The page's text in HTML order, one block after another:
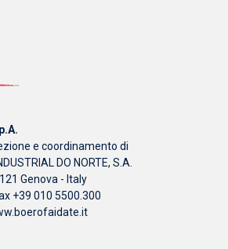
e coordinamento di
DO NORTE, S.A.
Genova - Italy
+39 010 5500.300